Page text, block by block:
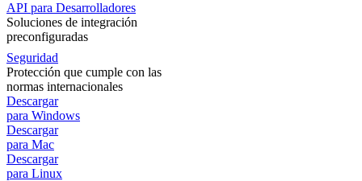
API para Desarrolladores
Soluciones de integración
preconfiguradas
Seguridad
Protección que cumple con las
normas internacionales
Descargar
para Windows
Descargar
para Mac
Descargar
para Linux